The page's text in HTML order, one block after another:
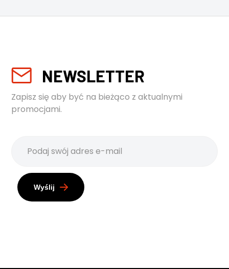
NEWSLETTER
Zapisz się aby być na bieżąco z aktualnymi
promocjami.
Wyślij